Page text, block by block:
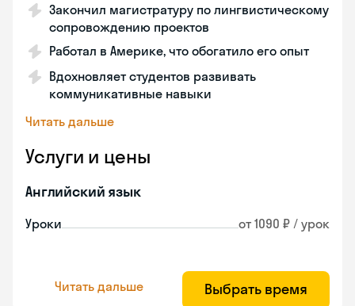
Закончил магистратуру по лингвистическому
сопровождению проектов
Работал в Америке, что обогатило его опыт
Вдохновляет студентов развивать
коммуникативные навыки
Читать дальше
Услуги и цены
Английский язык
Уроки от 1090 ₽ / урок
Читать дальше Выбрать время